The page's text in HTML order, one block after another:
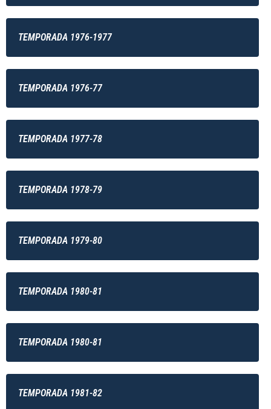
TEMPORADA 1976-1977
TEMPORADA 1976-77
TEMPORADA 1977-78
TEMPORADA 1978-79
TEMPORADA 1979-80
TEMPORADA 1980-81
TEMPORADA 1980-81
TEMPORADA 1981-82